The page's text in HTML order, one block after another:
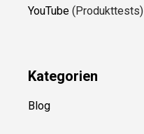
YouTube (Produkttests)
Kategorien
Blog